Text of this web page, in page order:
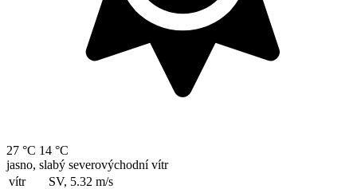
27 °C 14 °C
jasno, slabý severovýchodní vítr
vítr
SV, 5.32 m/s